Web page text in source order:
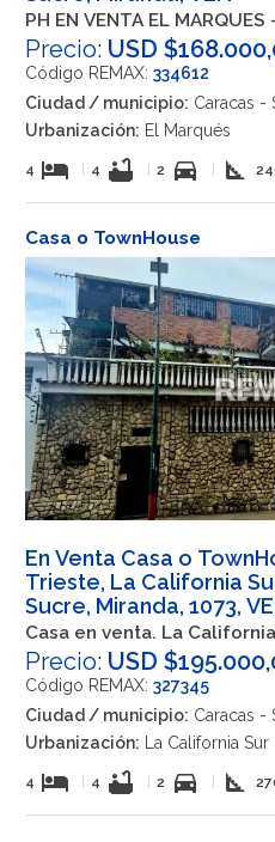
PH EN VENTA EL
Precio: USD
Código REMAX: 334612
Ciudad / municipio: Caracas -
Urbanización: El Marqués
4 hotel 4 bathtub 2 directions_car square_foot
Casa o TownHouse
En Venta Casa o
Trieste, La California
Sucre, Miranda, 1073,
Casa en venta. La
Precio: USD
Código REMAX: 327345
Ciudad / municipio: Caracas -
Urbanización: La California Sur
4 hotel 4 bathtub 2 directions_car square_foot